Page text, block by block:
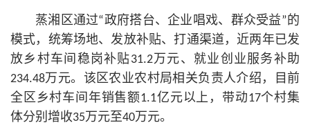
蒸湘区通过“政府搭台、企业唱戏、群众受益”的
模式，统筹场地、发放补贴、打通渠道，近两年已发
放乡村车间稳岗补贴31.2万元、就业创业服务补助
234.48万元。该区农业农村局相关负责人介绍，目前
全区乡村车间年销售额1.1亿元以上，带动17个村集
体分别增收35万元至40万元。